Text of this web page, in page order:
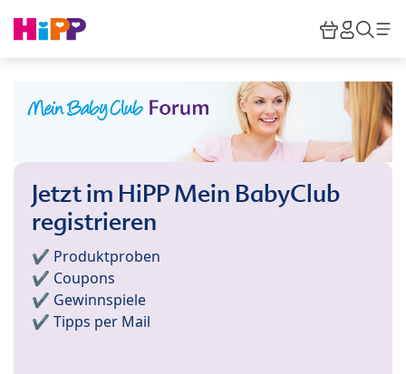
HiPP
Jetzt im HiPP Mein BabyClub
registrieren
✔️ Produktproben
✔️ Coupons
✔️ Gewinnspiele
✔️ Tipps per Mail